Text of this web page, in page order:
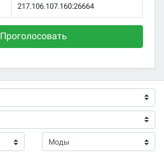
217.106.107.160:26664
Проголосовать